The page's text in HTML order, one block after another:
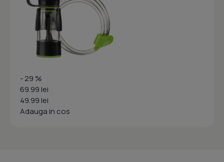
- 29 %
69.99 lei
49.99 lei
Adauga in cos